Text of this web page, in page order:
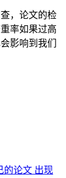
，论文的检
率如果过高
影响到我们
的论文 出现